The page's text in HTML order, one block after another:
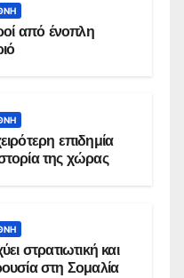
από ένοπλη
επιδημία
της χώρας
στρατιωτική και
στη Σομαλία